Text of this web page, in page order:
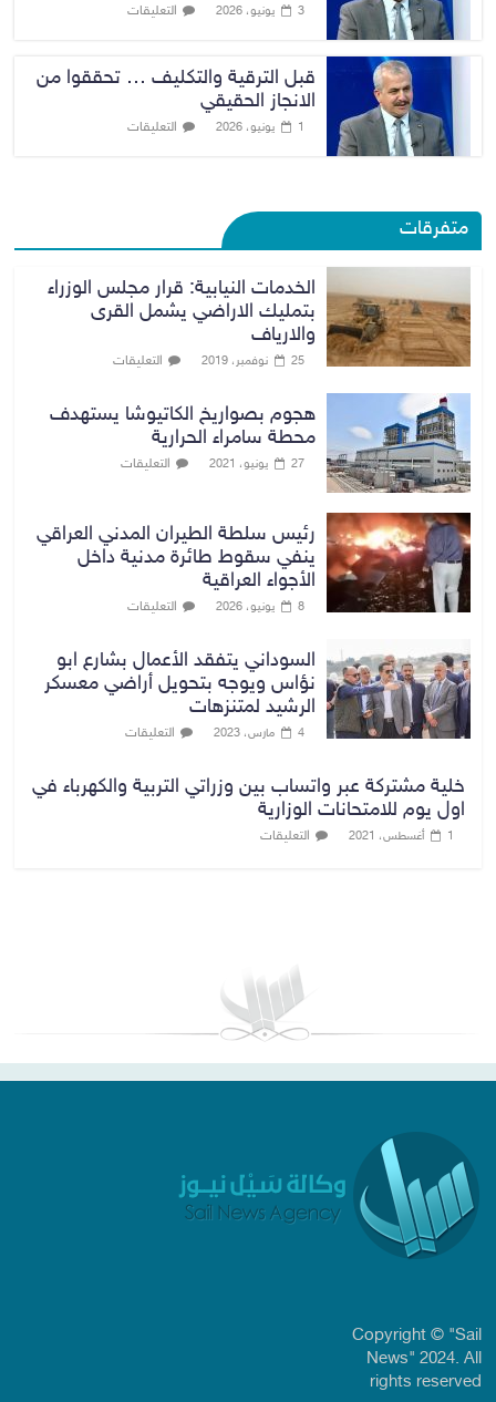
3 يونيو، 2026 التعليقات
قبل الترقية والتكليف … تحققوا من
الانجاز الحقيقي
1 يونيو، 2026 التعليقات
متفرقات
الخدمات النيابية: قرار مجلس الوزراء
بتمليك الاراضي يشمل القرى
والارياف
25 نوفمبر، 2019 التعليقات
هجوم بصواريخ الكاتيوشا يستهدف
محطة سامراء الحرارية
27 يونيو، 2021 التعليقات
رئيس سلطة الطيران المدني العراقي
ينفي سقوط طائرة مدنية داخل
الأجواء العراقية
8 يونيو، 2026 التعليقات
السوداني يتفقد الأعمال بشارع ابو
نؤاس ويوجه بتحويل أراضي معسكر
الرشيد لمتنزهات
4 مارس، 2023 التعليقات
خلية مشتركة عبر واتساب بين وزراتي التربية والكهرباء في
اول يوم للامتحانات الوزارية
1 أغسطس، 2021 التعليقات
Copyright © "Sail
News" 2024. All
rights reserved